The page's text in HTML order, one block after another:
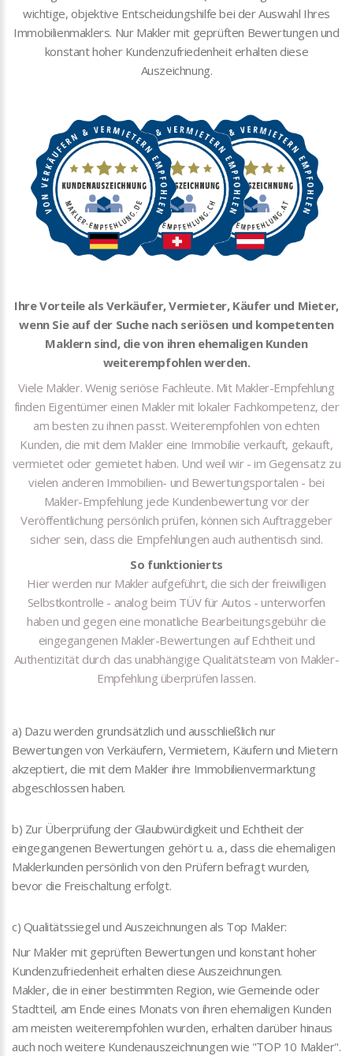
wichtige, objektive Entscheidungshilfe bei der Auswahl Ihres
Immobilienmaklers. Nur Makler mit geprüften Bewertungen und
konstant hoher Kundenzufriedenheit erhalten diese
Auszeichnung.
Ihre Vorteile als Verkäufer, Vermieter, Käufer und Mieter,
wenn Sie auf der Suche nach seriösen und kompetenten
Maklern sind, die von ihren ehemaligen Kunden
weiterempfohlen werden.
Viele Makler. Wenig seriöse Fachleute. Mit Makler-Empfehlung
finden Eigentümer einen Makler mit lokaler Fachkompetenz, der
am besten zu ihnen passt. Weiterempfohlen von echten
Kunden, die mit dem Makler eine Immobilie verkauft, gekauft,
vermietet oder gemietet haben. Und weil wir - im Gegensatz zu
vielen anderen Immobilien- und Bewertungsportalen - bei
Makler-Empfehlung jede Kundenbewertung vor der
Veröffentlichung persönlich prüfen, können sich Auftraggeber
sicher sein, dass die Empfehlungen auch authentisch sind.
So funktionierts
Hier werden nur Makler aufgeführt, die sich der freiwilligen
Selbstkontrolle - analog beim TÜV für Autos - unterworfen
haben und gegen eine monatliche Bearbeitungsgebühr die
eingegangenen Makler-Bewertungen auf Echtheit und
Authentizität durch das unabhängige Qualitätsteam von Makler-
Empfehlung überprüfen lassen.
a) Dazu werden grundsätzlich und ausschließlich nur
Bewertungen von Verkäufern, Vermietern, Käufern und Mietern
akzeptiert, die mit dem Makler ihre Immobilienvermarktung
abgeschlossen haben.
b) Zur Überprüfung der Glaubwürdigkeit und Echtheit der
eingegangenen Bewertungen gehört u. a., dass die ehemaligen
Maklerkunden persönlich von den Prüfern befragt wurden,
bevor die Freischaltung erfolgt.
c) Qualitätssiegel und Auszeichnungen als Top Makler:
Nur Makler mit geprüften Bewertungen und konstant hoher
Kundenzufriedenheit erhalten diese Auszeichnungen.
Makler, die in einer bestimmten Region, wie Gemeinde oder
Stadtteil, am Ende eines Monats von ihren ehemaligen Kunden
am meisten weiterempfohlen wurden, erhalten darüber hinaus
auch noch weitere Kundenauszeichnungen wie "TOP 10 Makler".